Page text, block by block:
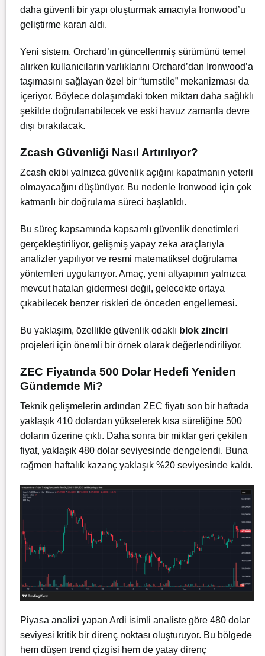
daha güvenli bir yapı oluşturmak amacıyla Ironwood’u
geliştirme kararı aldı.
Yeni sistem, Orchard’ın güncellenmiş sürümünü temel
alırken kullanıcıların varlıklarını Orchard’dan Ironwood’a
taşımasını sağlayan özel bir “turnstile” mekanizması da
içeriyor. Böylece dolaşımdaki token miktarı daha sağlıklı
şekilde doğrulanabilecek ve eski havuz zamanla devre
dışı bırakılacak.
Zcash Güvenliği Nasıl Artırılıyor?
Zcash ekibi yalnızca güvenlik açığını kapatmanın yeterli
olmayacağını düşünüyor. Bu nedenle Ironwood için çok
katmanlı bir doğrulama süreci başlatıldı.
Bu süreç kapsamında kapsamlı güvenlik denetimleri
gerçekleştiriliyor, gelişmiş yapay zeka araçlarıyla
analizler yapılıyor ve resmi matematiksel doğrulama
yöntemleri uygulanıyor. Amaç, yeni altyapının yalnızca
mevcut hataları gidermesi değil, gelecekte ortaya
çıkabilecek benzer riskleri de önceden engellemesi.
Bu yaklaşım, özellikle güvenlik odaklı blok zinciri
projeleri için önemli bir örnek olarak değerlendiriliyor.
ZEC Fiyatında 500 Dolar Hedefi Yeniden
Gündemde Mi?
Teknik gelişmelerin ardından ZEC fiyatı son bir haftada
yaklaşık 410 dolardan yükselerek kısa süreliğine 500
doların üzerine çıktı. Daha sonra bir miktar geri çekilen
fiyat, yaklaşık 480 dolar seviyesinde dengelendi. Buna
rağmen haftalık kazanç yaklaşık %20 seviyesinde kaldı.
Piyasa analizi yapan Ardi isimli analiste göre 480 dolar
seviyesi kritik bir direnç noktası oluşturuyor. Bu bölgede
hem düşen trend çizgisi hem de yatay direnç